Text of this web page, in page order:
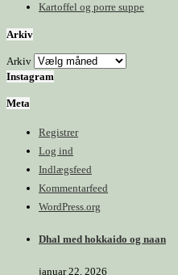
Kartoffel og porre suppe
Arkiv
Arkiv
Instagram
Meta
Registrer
Log ind
Indlægsfeed
Kommentarfeed
WordPress.org
Dhal med hokkaido og naan
januar 22, 2026